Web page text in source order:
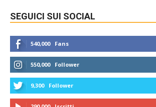
SEGUICI SUI SOCIAL
540,000 Fans
550,000 Follower
9,300 Follower